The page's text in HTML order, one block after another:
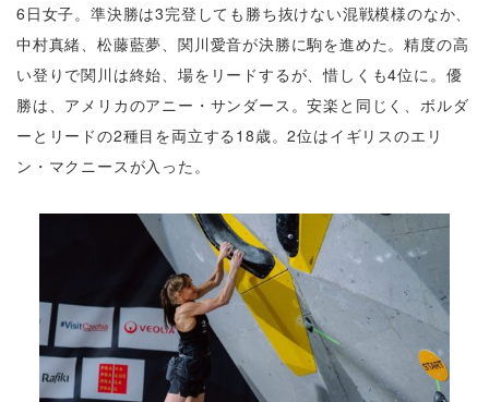
6日女子。準決勝は3完登しても勝ち抜けない混戦模様のなか、
中村真緒、松藤藍夢、関川愛音が決勝に駒を進めた。精度の高
い登りで関川は終始、場をリードするが、惜しくも4位に。優
勝は、アメリカのアニー・サンダース。安楽と同じく、ボルダ
ーとリードの2種目を両立する18歳。2位はイギリスのエリ
ン・マクニースが入った。